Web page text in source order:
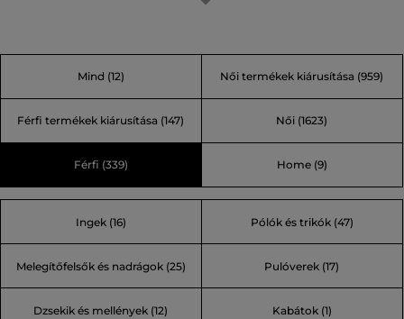
és a rock-chic elegancia tökéletes keverékét. Karl
Néhány legendás mondása is ezt bizonyítja: „A divat olyan
játék, melyet komolyan kell játszani.” vagy „Az unalom
unatkozni.
Mind (12) Női termékek kiárusítása (959)
Férfi termékek kiárusítása (147) Női (1623)
Férfi (339) Home(9)
Ingek (16) Pólók és trikók (47)
Melegítőfelsők és nadrágok (25) Pulóverek (17)
Dzsekik és mellények (12) Kabátok (1)